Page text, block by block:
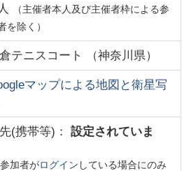
人
（主催者本人及び主催者枠による参
を除く）
テニスコート （神奈川県）
マップによる地図と衛星写
(携帯等)： 設定されていま
加者がログイン している場合にのみ